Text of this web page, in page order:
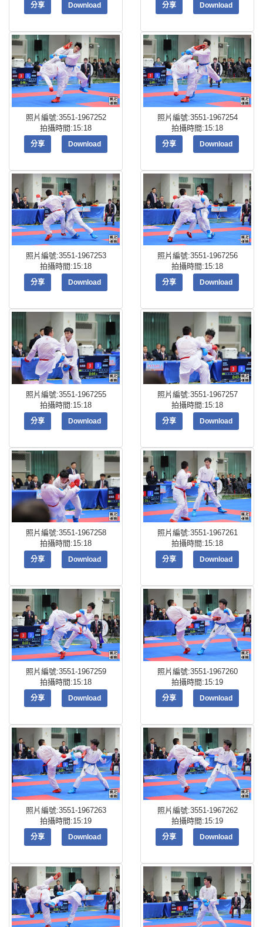
分享 Download 分享 Download
照片編號:3551-1967252
拍攝時間:15:18
分享 Download
照片編號:3551-1967254
拍攝時間:15:18
分享 Download
照片編號:3551-1967253
拍攝時間:15:18
分享 Download
照片編號:3551-1967256
拍攝時間:15:18
分享 Download
照片編號:3551-1967255
拍攝時間:15:18
分享 Download
照片編號:3551-1967257
拍攝時間:15:18
分享 Download
照片編號:3551-1967258
拍攝時間:15:18
分享 Download
照片編號:3551-1967261
拍攝時間:15:18
分享 Download
照片編號:3551-1967259
拍攝時間:15:18
分享 Download
照片編號:3551-1967260
拍攝時間:15:19
分享 Download
照片編號:3551-1967263
拍攝時間:15:19
分享 Download
照片編號:3551-1967262
拍攝時間:15:19
分享 Download